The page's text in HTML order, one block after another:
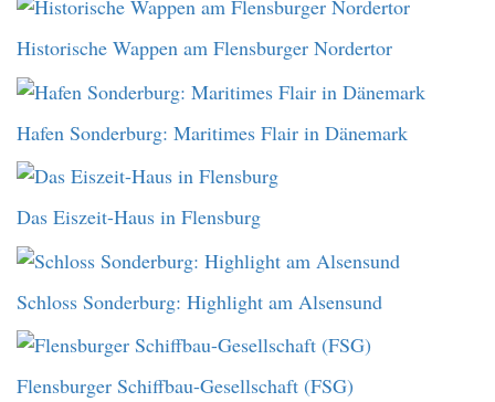
Historische Wappen am Flensburger Nordertor
Hafen Sonderburg: Maritimes Flair in Dänemark
Das Eiszeit-Haus in Flensburg
Schloss Sonderburg: Highlight am Alsensund
Flensburger Schiffbau-Gesellschaft (FSG)